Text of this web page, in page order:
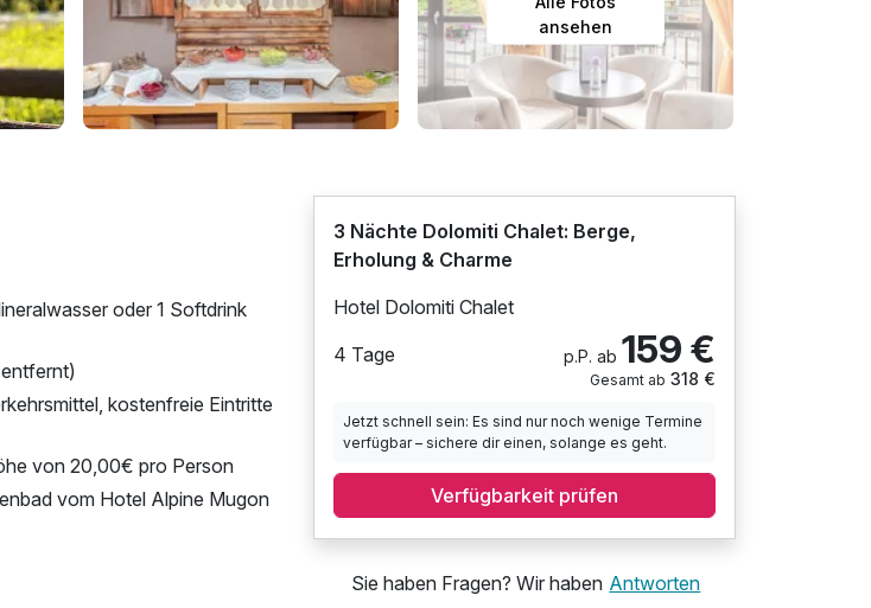
ansehen
oder 1 Softdrink
kostenfreie Eintritte
von 20,00€ pro Person
vom Hotel Alpine Mugon
3 Nächte Dolomiti Chalet: Berge,
Erholung & Charme
Hotel Dolomiti Chalet
4 Tage
p.P. ab 159 €
Gesamt ab 318 €
Jetzt schnell sein: Es sind nur noch wenige Termine
verfügbar – sichere dir einen, solange es geht.
Verfügbarkeit prüfen
Sie haben Fragen? Wir haben Antworten